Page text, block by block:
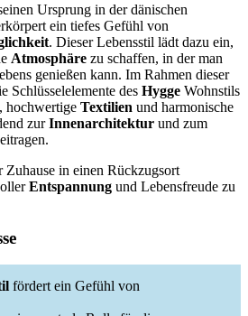
Ursprung in der dänischen
ein tiefes Gefühl von
. Dieser Lebensstil lädt dazu ein,
Atmosphäre zu schaffen, in der man
genießen kann. Im Rahmen dieser
Schlüsselelemente des Hygge Wohnstils
hochwertige Textilien und harmonische
zurInnenarchitektur und zum
in einen Rückzugsort
Entspannung und Lebensfreude zu
fördert ein Gefühl von